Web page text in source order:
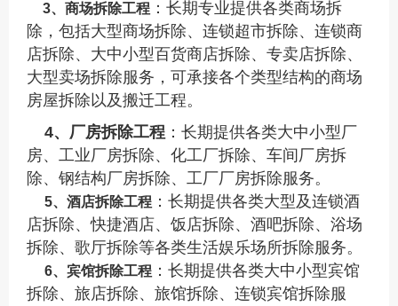
3、商场拆除工程 ：长期专业提供各类商场拆
除，包括大型商场拆除、连锁超市拆除、连锁商
店拆除、大中小型百货商店拆除、专卖店拆除、
大型卖场拆除服务，可承接各个类型结构的商场
房屋拆除以及搬迁工程。
4、厂房拆除工程 ：长期提供各类大中小型厂
房、工业厂房拆除、化工厂拆除、车间厂房拆
除、钢结构厂房拆除、工厂厂房拆除服务。
5、酒店拆除工程 ：长期提供各类大型及连锁酒
店拆除、快捷酒店、饭店拆除、酒吧拆除、浴场
拆除、歌厅拆除等各类生活娱乐场所拆除服务。
6、宾馆拆除工程 ：长期提供各类大中小型宾馆
拆除、旅店拆除、旅馆拆除、连锁宾馆拆除服